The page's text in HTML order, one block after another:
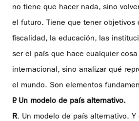
no tiene que hacer nada, sino
el futuro. Tiene que tener objetivos
fiscalidad, la educación, las
ser el país que hace cualquier
internacional, sino analizar qué
el mundo. Son elementos
P. Un modelo de país alternativo.
R. Un modelo de país alternativo. Y